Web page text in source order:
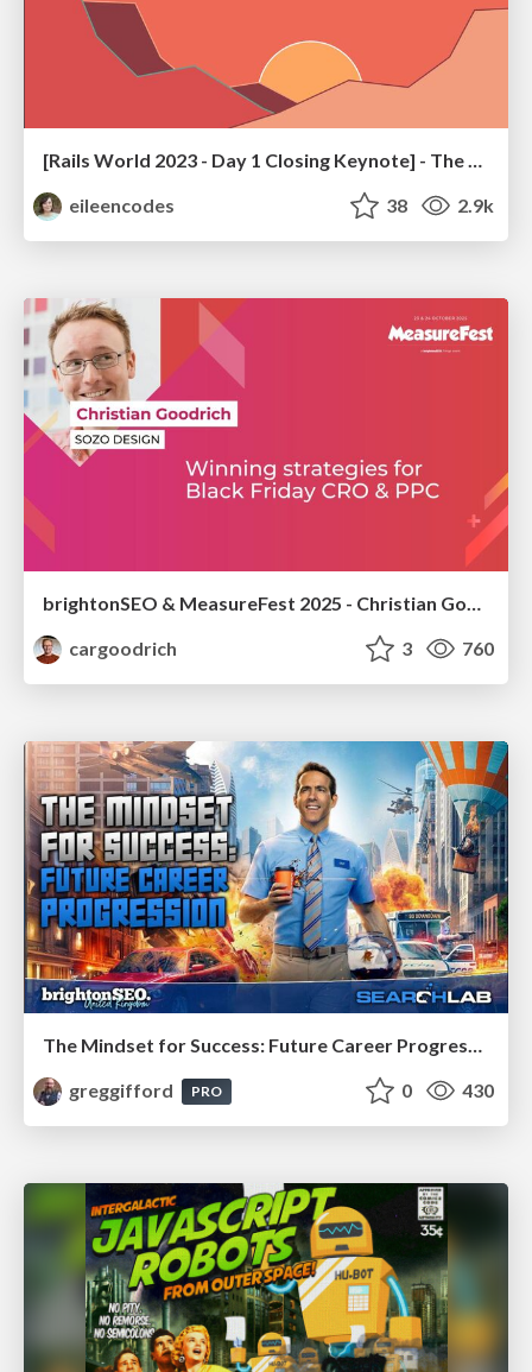
[Rails World 2023 - Day 1 Closing Keynote] - The Magic of Rails
eileencodes
38 2.9k
cargoodrich
3 760
The Mindset for Success: Future Career Progression
greggifford
PRO 0 430